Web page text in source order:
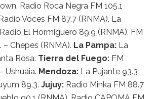
Radio Roca Negra FM 105.1
Voces FM 87.7 (RNMA), La
El Hormiguero 89.9 (RNMA), FM
– Chepes (RNMA). La Pampa: La
Rosa. Tierra del Fuego: FM
Ushuaia. Mendoza: La Pujante 93.3
89.3. Jujuy: Radio Minka FM 88.7